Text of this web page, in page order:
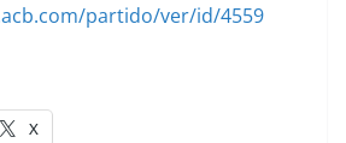
partido/ver/id/4559
X